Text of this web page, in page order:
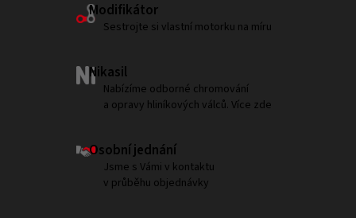
Modifikátor
Sestrojte si vlastní motorku na míru
Nikasil
Nabízíme odborné chromování
a opravy hliníkových válců. Více zde
Osobní jednání
Jsme s Vámi v kontaktu
v průběhu objednávky